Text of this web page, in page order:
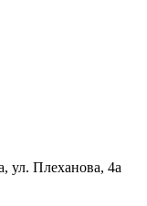
ул. Плеханова, 4а